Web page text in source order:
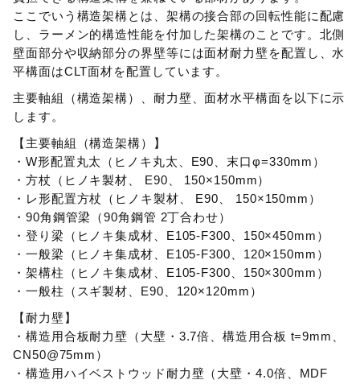
ここでいう構造架構とは、架構の接合部の回転性能に配慮
し、ラーメン的構造性能を付加した架構のことです。北側
壁面部分や収納部分の界壁等には面材耐力壁を配置し、水
平構面はCLT面材を配置しています。
主要軸組（構造架構）、耐力壁、面材水平構面を以下に示
します。
【主要軸組（構造架構）】
・W形配置丸太（ヒノキ丸太、E90、末口φ=330mm）
・方杖（ヒノキ製材、 E90、 150×150mm）
・レ形配置方杖（ヒノキ製材、 E90、 150×150mm）
・90角鋼管梁（90角鋼管 2丁合わせ）
・登り梁（ヒノキ集成材、E105-F300、150×450mm）
・一般梁（ヒノキ集成材、E105-F300、120×150mm）
・架構柱（ヒノキ集成材、E105-F300、150×300mm）
・一般柱（スギ製材、E90、120×120mm）
【耐力壁】
・構造用合板耐力壁（大壁・3.7倍、構造用合板 t=9mm、
CN50@75mm）
・構造用ハイベストウッド耐力壁（大壁・4.0倍、MDF